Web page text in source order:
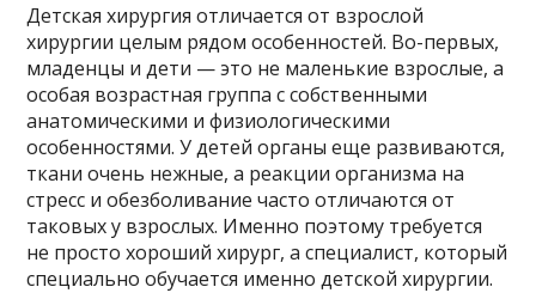
Детская хирургия отличается от взрослой
хирургии целым рядом особенностей. Во-первых,
младенцы и дети — это не маленькие взрослые, а
особая возрастная группа с собственными
анатомическими и физиологическими
особенностями. У детей органы еще развиваются,
ткани очень нежные, а реакции организма на
стресс и обезболивание часто отличаются от
таковых у взрослых. Именно поэтому требуется
не просто хороший хирург, а специалист, который
специально обучается именно детской хирургии.